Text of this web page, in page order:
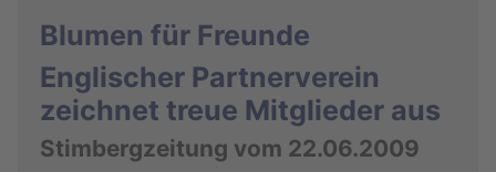
Blumen für Freunde
Englischer Partnerverein
zeichnet treue Mitglieder aus
Stimbergzeitung vom 22.06.2009